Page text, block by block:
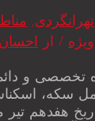
تهرانگردی,
ویژه / از
تخصصی و
سکه،